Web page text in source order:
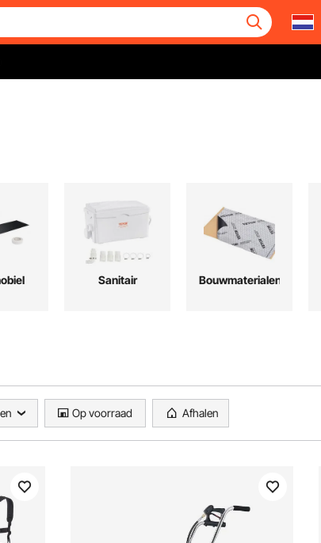
Sanitair Bouwmaterialen
Op voorraad Afhalen